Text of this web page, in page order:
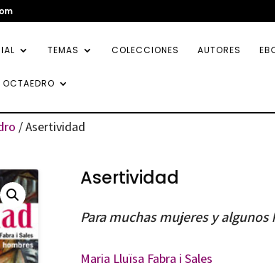
TEMAS COLECCIONES AUTORES
/ Asertividad
Asertividad
Para muchas mujeres y algunos
Maria Lluïsa Fabra i Sales